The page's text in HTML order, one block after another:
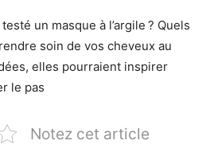
un masque à l’argile ? Quels
soin de vos cheveux au
elles pourraient inspirer
le pas
Notez cet article